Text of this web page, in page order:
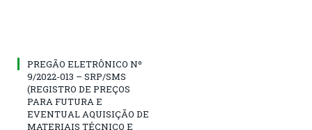
PREGÃO ELETRÔNICO Nº
9/2022-013 – SRP/SMS
(REGISTRO DE PREÇOS
PARA FUTURA E
EVENTUAL AQUISIÇÃO DE
MATERIAIS TÉCNICO E